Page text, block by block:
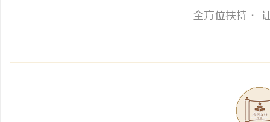
全方位扶持·